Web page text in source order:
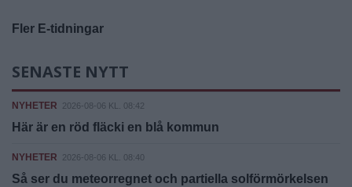
Fler E-tidningar
SENASTE NYTT
NYHETER 2026-08-06 KL. 08:42
Här är en röd fläcki en blå kommun
NYHETER 2026-08-06 KL. 08:40
Så ser du meteorregnet och partiella solförmörkelsen